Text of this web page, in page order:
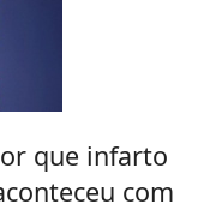
que infarto
com